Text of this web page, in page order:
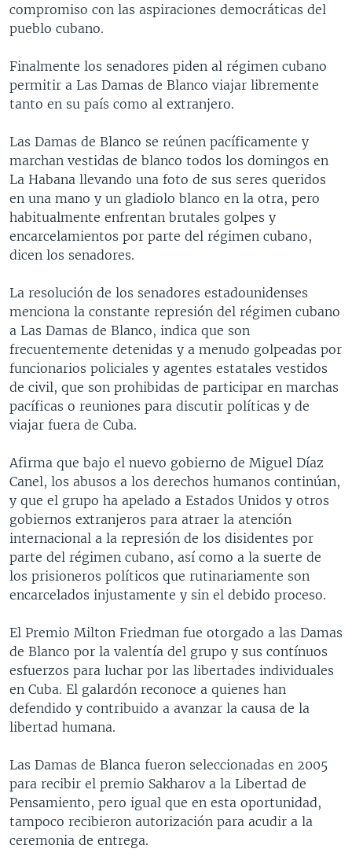
compromiso con las aspiraciones democráticas del
pueblo cubano.
Finalmente los senadores piden al régimen cubano
permitir a Las Damas de Blanco viajar libremente
tanto en su país como al extranjero.
Las Damas de Blanco se reúnen pacíficamente y
marchan vestidas de blanco todos los domingos en
La Habana llevando una foto de sus seres queridos
en una mano y un gladiolo blanco en la otra, pero
habitualmente enfrentan brutales golpes y
encarcelamientos por parte del régimen cubano,
dicen los senadores.
La resolución de los senadores estadounidenses
menciona la constante represión del régimen cubano
a Las Damas de Blanco, indica que son
frecuentemente detenidas y a menudo golpeadas por
funcionarios policiales y agentes estatales vestidos
de civil, que son prohibidas de participar en marchas
pacíficas o reuniones para discutir políticas y de
viajar fuera de Cuba.
Afirma que bajo el nuevo gobierno de Miguel Díaz
Canel, los abusos a los derechos humanos continúan,
y que el grupo ha apelado a Estados Unidos y otros
gobiernos extranjeros para atraer la atención
internacional a la represión de los disidentes por
parte del régimen cubano, así como a la suerte de
los prisioneros políticos que rutinariamente son
encarcelados injustamente y sin el debido proceso.
El Premio Milton Friedman fue otorgado a las Damas
de Blanco por la valentía del grupo y sus contínuos
esfuerzos para luchar por las libertades individuales
en Cuba. El galardón reconoce a quienes han
defendido y contribuido a avanzar la causa de la
libertad humana.
Las Damas de Blanca fueron seleccionadas en 2005
para recibir el premio Sakharov a la Libertad de
Pensamiento, pero igual que en esta oportunidad,
tampoco recibieron autorización para acudir a la
ceremonia de entrega.